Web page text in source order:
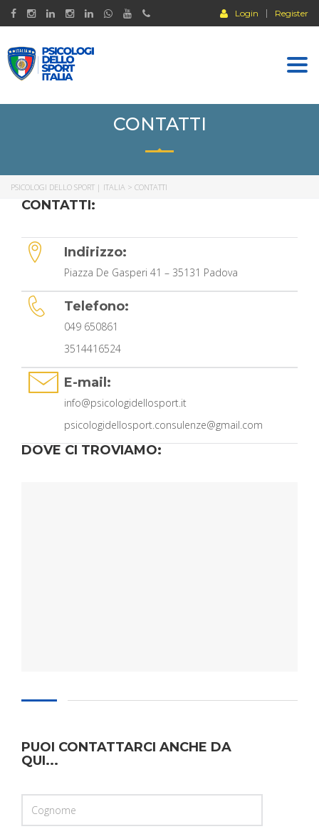
Login Register
CONTATTI
PSICOLOGI DELLO SPORT | ITALIA > CONTATTI
CONTATTI:
Indirizzo:
Piazza De Gasperi 41 – 35131 Padova
Telefono:
049 650861
3514416524
E-mail:
info@psicologidellosport.it
psicologidellosport.consulenze@gmail.com
DOVE CI TROVIAMO:
PUOI CONTATTARCI ANCHE DA
QUI...